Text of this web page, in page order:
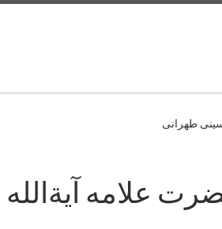
طهرانی
علامه